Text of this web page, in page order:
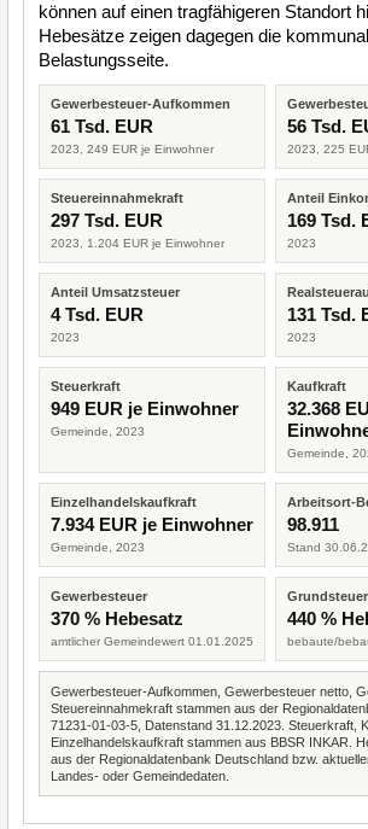
können auf einen tragfähigeren Standort
Hebesätze zeigen dagegen die
Belastungsseite.
Gewerbesteuer-Aufkommen
61 Tsd. EUR
2023, 249 EUR je Einwohner
56 Tsd.
2023, 225
Steuereinnahmekraft
297 Tsd. EUR
2023, 1.204 EUR je Einwohner
Anteil
169 Tsd.
2023
Anteil Umsatzsteuer
4 Tsd. EUR
2023
131 Tsd.
2023
Steuerkraft
949 EUR je Einwohner
Gemeinde, 2023
Kaufkraft
32.368
Gemeinde,
Einzelhandelskaufkraft
7.934 EUR je Einwohner
Gemeinde, 2023
Arbeitsort-
98.911
Stand
Gewerbesteuer
370 % Hebesatz
amtlicher Gemeindewert 01.01.2025
440 %
bebaute/
Gewerbesteuer-Aufkommen, Gewerbesteuer netto,
Steuereinnahmekraft stammen aus der
71231-01-03-5, Datenstand 31.12.2023. Steuerkraft,
Einzelhandelskaufkraft stammen aus BBSR INKAR.
aus der Regionaldatenbank Deutschland bzw.
Landes- oder Gemeindedaten.